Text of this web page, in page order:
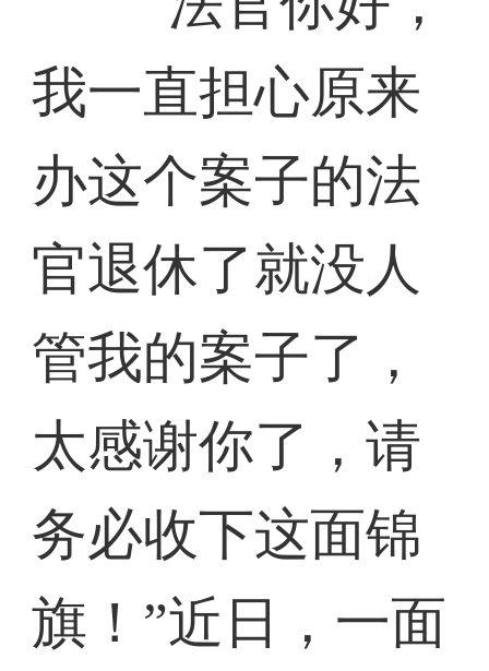
我一直担心原来
办这个案子的法
官退休了就没人
管我的案子了，
太感谢你了，请
务必收下这面锦
旗！”近日，一面